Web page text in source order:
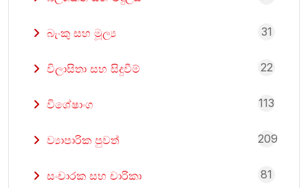
බැංකු සහ මූල්‍ය 31
විලාසිතා සහ සිදුවීම් 22
විශේෂාංග 113
ව්‍යාපාරික පුවත් 209
සංචාරක සහ චාරිකා 81